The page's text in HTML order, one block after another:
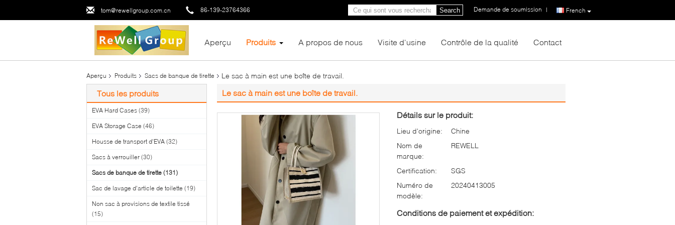
tom@rewellgroup.com.cn 86-139-23764366 French
Demande de soumission |
Search
Aperçu Produits A propos de nous Visite d'usine Contrôle de la qualité Contact
Aperçu Produits Sacs de banque de tirette Le sac à main est une boîte de travail.
Tous les produits
EVA Hard Cases (39)
EVA Storage Case (46)
Housse de transport d'EVA (32)
Sacs à verrouiller (30)
Sacs de banque de tirette (131)
Sac de lavage d'article de toilette (19)
Non sac à provisions de textile tissé
(15)
Le sac à main est une boîte de travail.
Détails sur le produit:
Lieu d'origine:
Chine
Nom de
marque:
REWELL
Certification:
SGS
Numéro de
modèle:
20240413005
Conditions de paiement et expédition: